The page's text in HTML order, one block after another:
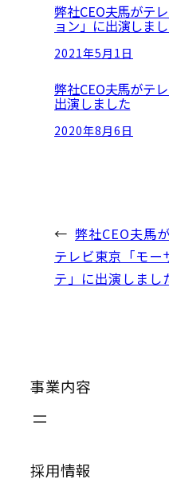
弊社CEO夫馬がテ
ョン」に出演しま
2021年5月1日
弊社CEO夫馬がテ
出演しました
2020年8月6日
← 弊社CEO夫馬が
テレビ東京「モー
テ」に出演しまし
事業内容
採用情報